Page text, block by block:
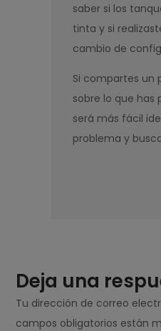
saber si los
tinta y si
cambio de
Si compartes un
sobre lo que has
será más fácil
problema y
Deja una
Tu dirección de correo
campos obligatorios están